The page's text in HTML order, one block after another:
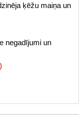
ķēžu maiņa un
negadījumi un